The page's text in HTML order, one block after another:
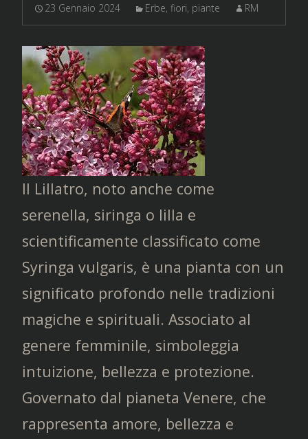
23 Gennaio 2024 Erbe, fiori, piante RM
Il Lillatro, noto anche come
serenella, siringa o lilla e
scientificamente classificato come
Syringa vulgaris, è una pianta con un
significato profondo nelle tradizioni
magiche e spirituali. Associato al
genere femminile, simboleggia
intuizione, bellezza e protezione.
Governato dal pianeta Venere, che
rappresenta amore, bellezza e